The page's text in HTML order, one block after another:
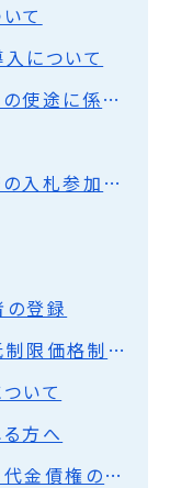
て
について
工事請負契約における前払金の使途に係る特例の恒久化について
工事及び工事に係る委託業務の入札参加業者の皆さまへ
登録
低入札価格調査制度及び最低制限価格制度の概要
いて
方へ
市発注工事等に係る工事請負代金債権の譲渡を活用した融資制度等の活用について